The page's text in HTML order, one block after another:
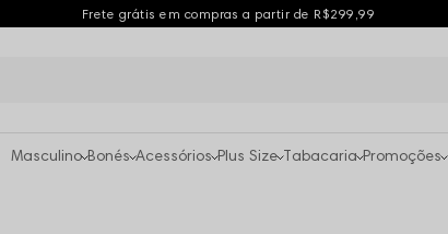
Frete grátis em compras a partir de R$299,99
Masculino Bonés Acessórios Plus Size Tabacaria Promoções